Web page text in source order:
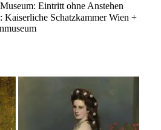
Eintritt ohne Anstehen
Kaiserliche Schatzkammer Wien +